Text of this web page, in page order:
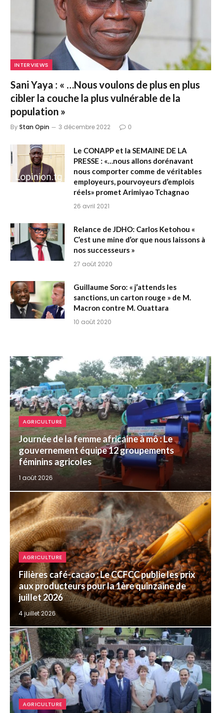
INTERVIEWS
Sani Yaya : « …Nous voulons de plus en plus
cibler la couche la plus vulnérable de la
population »
ByStan Opin 3 décembre 2022 0
Le CONAPP et la SEMAINE DE LA
PRESSE : «…nous allons dorénavant
nous comporter comme de véritables
employeurs, pourvoyeurs d’emplois
réels» promet Arimiyao Tchagnao
26 avril 2021
Relance de JDHO: Carlos Ketohou «
C’est une mine d’or que nous laissons à
nos successeurs »
27 août 2020
Guillaume Soro: « j’attends les
sanctions, un carton rouge » de M.
Macron contre M. Ouattara
10 août 2020
AGRICULTURE
Journée de la femme africaine à mô : Le
gouvernement équipe 12 groupements
féminins agricoles
1 août 2026
AGRICULTURE
Filières café-cacao : Le CCFCC publie les prix
aux producteurs pour la 1ère quinzaine de
juillet 2026
4 juillet 2026
AGRICULTURE